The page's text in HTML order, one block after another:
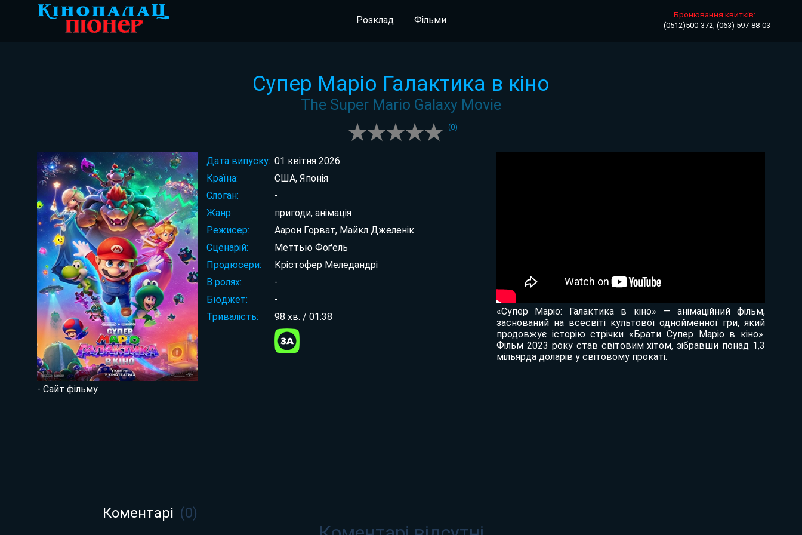
Розклад Фільми Бронювання квитків:
(0512)500-372, (063) 597-88-03
Супер Маріо Галактика в кіно
The Super Mario Galaxy Movie
(0)
- Сайт фільму
Дата випуску: 01 квітня 2026
Країна:
США, Японія
Слоган:
-
Жанр:
пригоди, анімація
Режисер:
Аарон Горват, Майкл Джеленік
Сценарій:
Меттью Фоґель
Продюсери:
Крістофер Меледандрі
В ролях:
-
Бюджет:
-
Тривалість:
98 хв. / 01:38
«Супер Маріо: Галактика в кіно» — анімаційний фільм,
заснований на всесвіті культової однойменної гри, який
продовжує історію стрічки «Брати Супер Маріо в кіно».
Фільм 2023 року став світовим хітом, зібравши понад 1,3
мільярда доларів у світовому прокаті.
Коментарі (0)